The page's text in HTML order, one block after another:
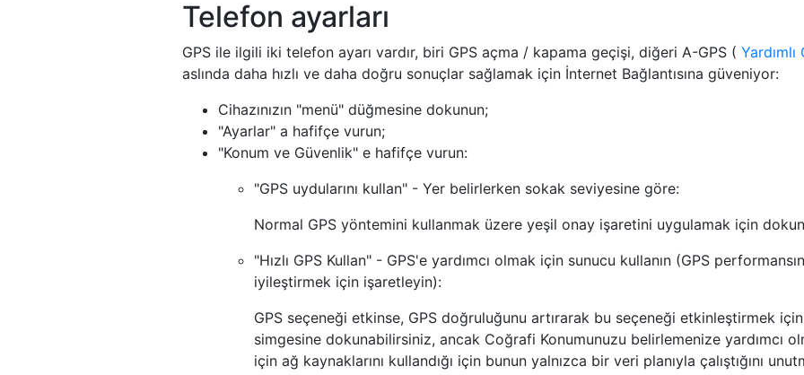
Telefon ayarları
GPS ile ilgili iki telefon ayarı vardır, biri GPS açma / kapama geçişi, diğeri A-GPS ( Yardımlı
aslında daha hızlı ve daha doğru sonuçlar sağlamak için İnternet Bağlantısına güveniyor:
Cihazınızın "menü" düğmesine dokunun;
"Ayarlar" a hafifçe vurun;
"Konum ve Güvenlik" e hafifçe vurun:
"GPS uydularını kullan" - Yer belirlerken sokak seviyesine göre:
Normal GPS yöntemini kullanmak üzere yeşil onay işaretini uygulamak için
"Hızlı GPS Kullan" - GPS'e yardımcı olmak için sunucu kullanın (GPS
iyileştirmek için işaretleyin):
GPS seçeneği etkinse, GPS doğruluğunu artırarak bu seçeneği etkinleştirmek için
simgesine dokunabilirsiniz, ancak Coğrafi Konumunuzu belirlemenize yardımcı
için ağ kaynaklarını kullandığı için bunun yalnızca bir veri planıyla çalıştığını